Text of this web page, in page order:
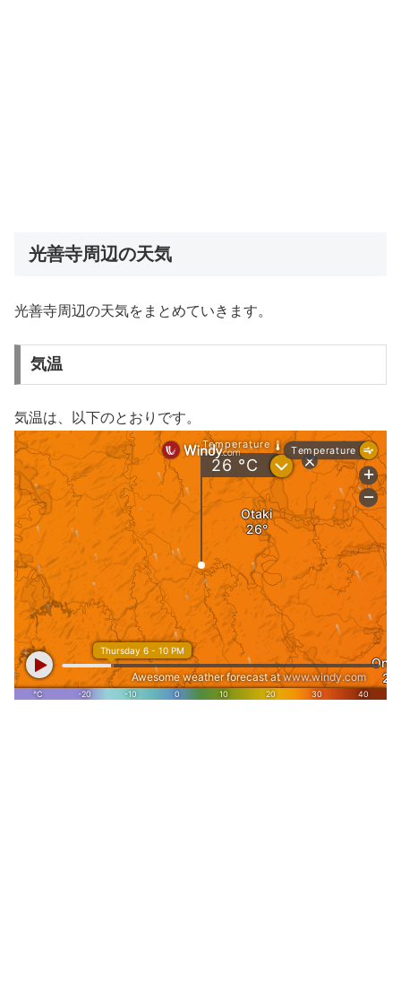
光善寺周辺の天気
光善寺周辺の天気をまとめていきます。
気温
気温は、以下のとおりです。